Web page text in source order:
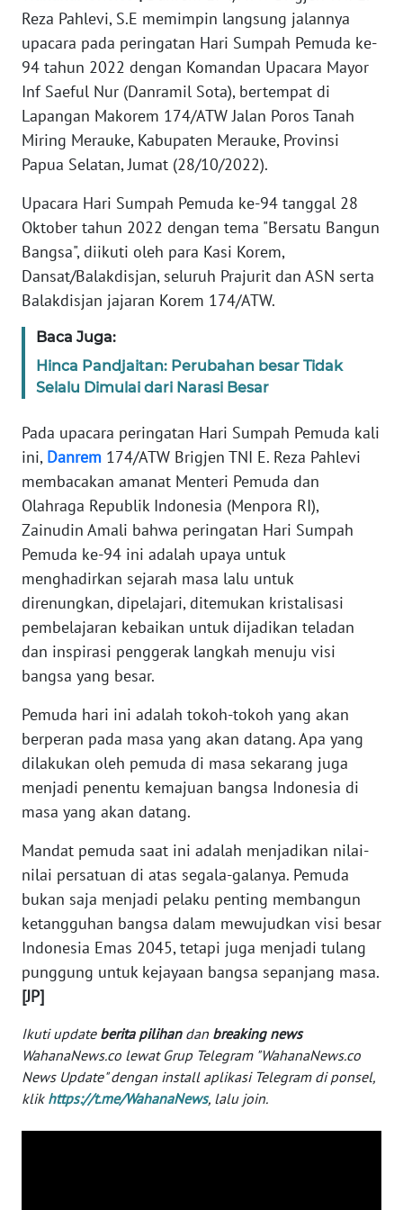
Reza Pahlevi, S.E memimpin langsung jalannya
upacara pada peringatan Hari Sumpah Pemuda ke-
94 tahun 2022 dengan Komandan Upacara Mayor
Inf Saeful Nur (Danramil Sota), bertempat di
Lapangan Makorem 174/ATW Jalan Poros Tanah
Miring Merauke, Kabupaten Merauke, Provinsi
Papua Selatan, Jumat (28/10/2022).
Upacara Hari Sumpah Pemuda ke-94 tanggal 28
Oktober tahun 2022 dengan tema "Bersatu Bangun
Bangsa", diikuti oleh para Kasi Korem,
Dansat/Balakdisjan, seluruh Prajurit dan ASN serta
Balakdisjan jajaran Korem 174/ATW.
Baca Juga:
Hinca Pandjaitan: Perubahan besar Tidak
Selalu Dimulai dari Narasi Besar
Pada upacara peringatan Hari Sumpah Pemuda kali
ini, Danrem 174/ATW Brigjen TNI E. Reza Pahlevi
membacakan amanat Menteri Pemuda dan
Olahraga Republik Indonesia (Menpora RI),
Zainudin Amali bahwa peringatan Hari Sumpah
Pemuda ke-94 ini adalah upaya untuk
menghadirkan sejarah masa lalu untuk
direnungkan, dipelajari, ditemukan kristalisasi
pembelajaran kebaikan untuk dijadikan teladan
dan inspirasi penggerak langkah menuju visi
bangsa yang besar.
Pemuda hari ini adalah tokoh-tokoh yang akan
berperan pada masa yang akan datang. Apa yang
dilakukan oleh pemuda di masa sekarang juga
menjadi penentu kemajuan bangsa Indonesia di
masa yang akan datang.
Mandat pemuda saat ini adalah menjadikan nilai-
nilai persatuan di atas segala-galanya. Pemuda
bukan saja menjadi pelaku penting membangun
ketangguhan bangsa dalam mewujudkan visi besar
Indonesia Emas 2045, tetapi juga menjadi tulang
punggung untuk kejayaan bangsa sepanjang masa.
[JP]
Ikuti update berita pilihandan breaking news
WahanaNews.co lewat Grup Telegram "WahanaNews.co
News Update" dengan install aplikasi Telegram di ponsel,
klik https://t.me/WahanaNews, lalu join.
INDEKS
BERITA
KONTAK
KAMI
INFO
IKLAN
TENTANG
KAMI
PEDOMAN
MEDIA
REDAKSI
Wahana
News
Regional
WN
WN
JAKARTA
WN
JABAR
WN
NTT
WN
KEPRI
PAPUA
WN
PAPUA